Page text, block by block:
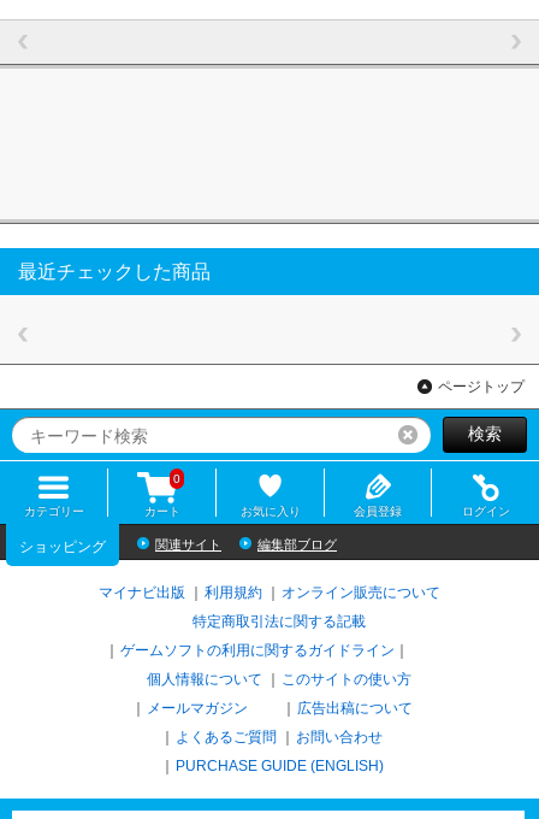
最近チェックした商品
ページトップ
リセット検索
カテゴリー カート
0
お気に入り 会員登録 ログイン
ショッピング 関連サイト 編集部ブログ
マイナビ出版 利用規約
オンライン販売について
特定商取引法に関する記載
ゲームソフトの利用に関するガイドライン ｜
個人情報について
このサイトの使い方
メールマガジン
広告出稿について
よくあるご質問
お問い合わせ
PURCHASE GUIDE (ENGLISH)